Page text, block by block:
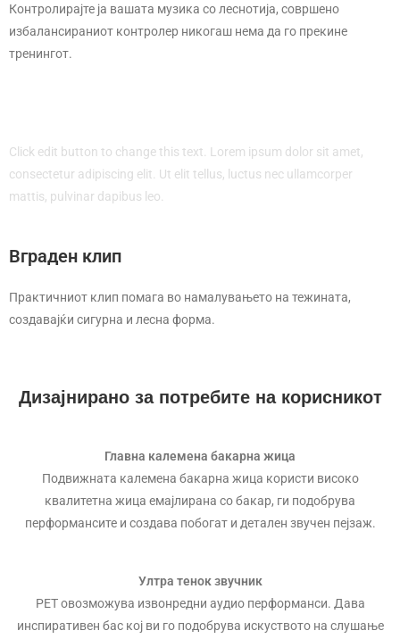
Контролирајте ја вашата музика со леснотија, совршено
избалансираниот контролер никогаш нема да го прекине
тренингот.
Click edit button to change this text. Lorem ipsum dolor sit amet,
consectetur adipiscing elit. Ut elit tellus, luctus nec ullamcorper
mattis, pulvinar dapibus leo.
Вграден клип
Практичниот клип помага во намалувањето на тежината,
создавајќи сигурна и лесна форма.
Дизајнирано за потребите на корисникот
Главна калемена бакарна жица
Подвижната калемена бакарна жица користи високо
квалитетна жица емајлирана со бакар, ги подобрува
перформансите и создава побогат и детален звучен пејзаж.
Ултра тенок звучник
PET овозможува извонредни аудио перформанси. Дава
инспиративен бас кој ви го подобрува искуството на слушање